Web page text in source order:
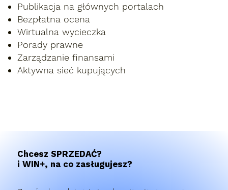
Publikacja na głównych portalach
Bezpłatna ocena
Wirtualna wycieczka
Porady prawne
Zarządzanie finansami
Aktywna sieć kupujących
Chcesz SPRZEDAĆ?
i WIN+, na co zasługujesz?